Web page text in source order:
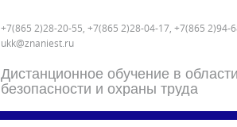
+7(865 2)28-20-55, +7(865 2)28-04-17, +7(865 2)94-
ukk@znaniest.ru
Дистанционное обучение в
безопасности и охраны труда